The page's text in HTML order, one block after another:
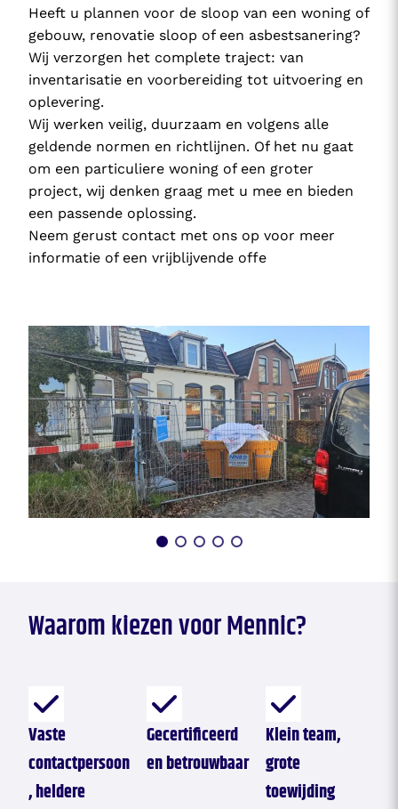
Heeft u plannen voor de sloop van een woning of
gebouw, renovatie sloop of een asbestsanering?
Wij verzorgen het complete traject: van
inventarisatie en voorbereiding tot uitvoering en
oplevering.
Wij werken veilig, duurzaam en volgens alle
geldende normen en richtlijnen. Of het nu gaat
om een particuliere woning of een groter
project, wij denken graag met u mee en bieden
een passende oplossing.
Neem gerust contact met ons op voor meer
informatie of een vrijblijvende offe
Waarom kiezen voor Mennic?
Vaste
contactpersoon
, heldere
Gecertificeerd
en betrouwbaar
Klein team,
grote
toewijding